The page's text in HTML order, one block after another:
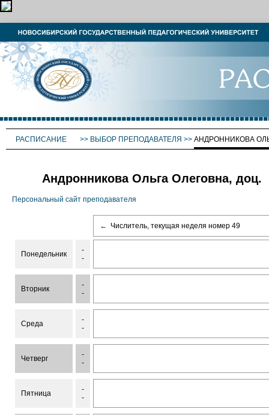
РАСПИСАНИЕ >> ВЫБОР ПРЕПОДАВАТЕЛЯ >> АНДРОННИКОВА
Андронникова Ольга Олеговна, доц.
Персональный сайт преподавателя
← Числитель, текущая неделя номер 49
Понедельник
-
-
Вторник
-
-
Среда
-
-
Четверг
-
-
Пятница
-
-